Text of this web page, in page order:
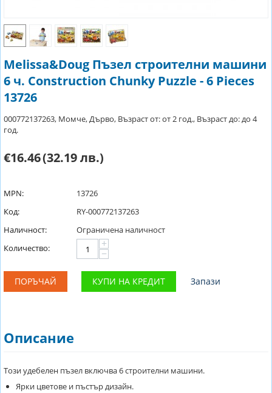
Melissa&Doug Пъзел строителни машини
6 ч. Construction Chunky Puzzle - 6 Pieces
13726
000772137263, Момче, Дърво, Възраст от: от 2 год., Възраст до: до 4
год.
€16.46(32.19 лв.)
MPN:
13726
Код:
RY-000772137263
Наличност:
Ограничена наличност
Количество:
+
−
ПОРЪЧАЙ КУПИ НА КРЕДИТ Запази
Описание
Този удебелен пъзел включва 6 строителни машини.
Ярки цветове и пъстър дизайн.